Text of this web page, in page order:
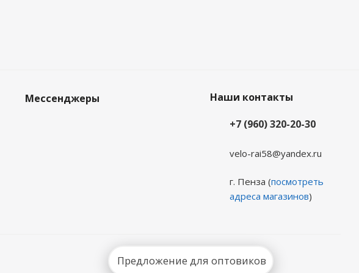
Мессенджеры
Наши контакты
+7 (960) 320-20-30
velo-rai58@yandex.ru
г. Пенза (посмотреть
адреса магазинов)
Предложение для оптовиков